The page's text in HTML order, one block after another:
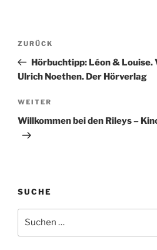
Beitragsnavigation
Vorheriger
Beitrag
ZURÜCK
Hörbuchtipp: Léon & Louise.
Ulrich Noethen. Der Hörverlag
Nächster
Beitrag
WEITER
Willkommen bei den Rileys –
SUCHE
nach: